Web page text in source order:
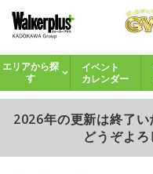
エリアから探
す
イベント
カレンダー
2026年の更新は終了
どうぞよろ